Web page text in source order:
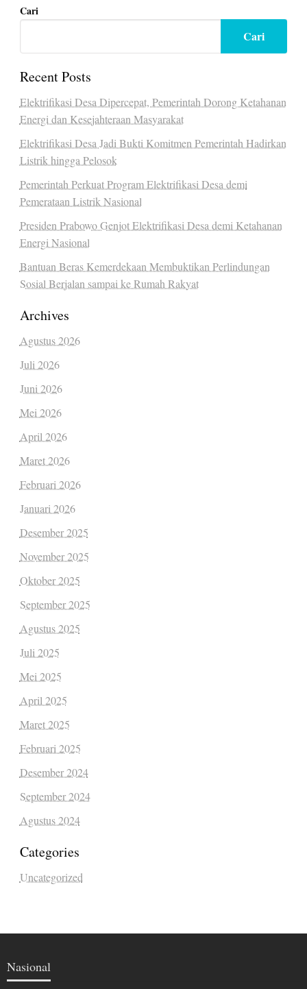
Cari
Cari
Recent Posts
Elektrifikasi Desa Dipercepat, Pemerintah Dorong Ketahanan
Energi dan Kesejahteraan Masyarakat
Elektrifikasi Desa Jadi Bukti Komitmen Pemerintah Hadirkan
Listrik hingga Pelosok
Pemerintah Perkuat Program Elektrifikasi Desa demi
Pemerataan Listrik Nasional
Presiden Prabowo Genjot Elektrifikasi Desa demi Ketahanan
Energi Nasional
Bantuan Beras Kemerdekaan Membuktikan Perlindungan
Sosial Berjalan sampai ke Rumah Rakyat
Archives
Agustus 2026
Juli 2026
Juni 2026
Mei 2026
April 2026
Maret 2026
Februari 2026
Januari 2026
Desember 2025
November 2025
Oktober 2025
September 2025
Agustus 2025
Juli 2025
Mei 2025
April 2025
Maret 2025
Februari 2025
Desember 2024
September 2024
Agustus 2024
Categories
Uncategorized
Nasional